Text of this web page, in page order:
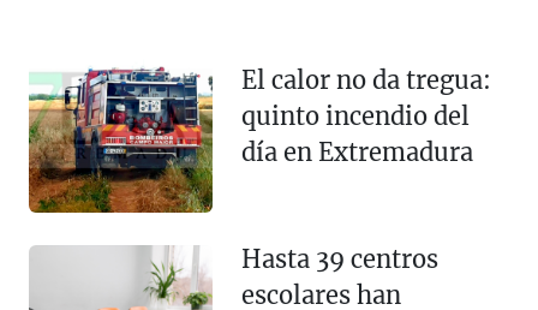
El calor no da tregua:
quinto incendio del
día en Extremadura
Hasta 39 centros
escolares han